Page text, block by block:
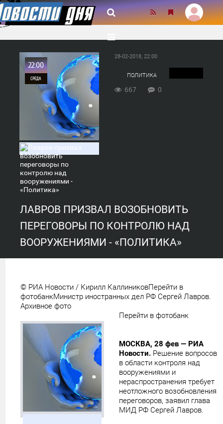
22:00
СРЕДА
28-02-2018, 22:00
ПОЛИТИКА
667 0
ЛАВРОВ ПРИЗВАЛ ВОЗОБНОВИТЬ
ПЕРЕГОВОРЫ ПО КОНТРОЛЮ НАД
ВООРУЖЕНИЯМИ - «ПОЛИТИКА»
© РИА Новости / Кирилл КаллиниковПерейти в
фотобанкМинистр иностранных дел РФ Сергей Лавров.
Архивное фото
Перейти в фотобанк
МОСКВА, 28 фев — РИА
Новости. Решение вопросов
в области контроля над
вооружениями и
нераспространения требует
неотложного возобновления
переговоров, заявил глава
МИД РФ Сергей Лавров.